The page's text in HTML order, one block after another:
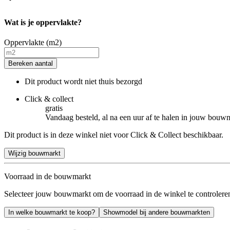
Wat is je oppervlakte?
Oppervlakte (m2)
Bereken aantal
Dit product wordt niet thuis bezorgd
Click & collect
gratis
Vandaag besteld, al na een uur af te halen in jouw
Dit product is in deze winkel niet voor Click & Collect beschikbaar.
Wijzig bouwmarkt
Voorraad in de bouwmarkt
Selecteer jouw bouwmarkt om de voorraad in de winkel te
In welke bouwmarkt te koop? Showmodel bij andere bouwmarkten